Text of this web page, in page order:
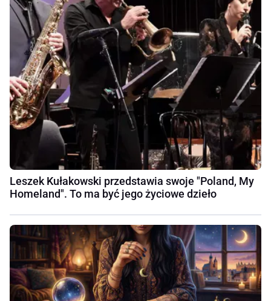
Leszek Kułakowski przedstawia swoje "Poland, My
Homeland". To ma być jego życiowe dzieło